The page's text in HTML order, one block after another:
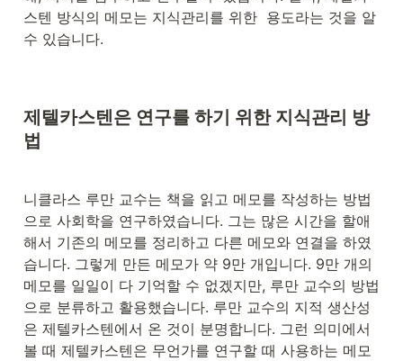
스텐 방식의 메모는 지식관리를 위한  용도라는 것을 알
수 있습니다.
제텔카스텐은 연구를 하기 위한 지식관리 방
법
니클라스 루만 교수는 책을 읽고 메모를 작성하는 방법
으로 사회학을 연구하였습니다. 그는 많은 시간을 할애
해서 기존의 메모를 정리하고 다른 메모와 연결을 하였
습니다. 그렇게 만든 메모가 약 9만 개입니다. 9만 개의
메모를 일일이 다 기억할 수 없겠지만, 루만 교수의 방법
으로 분류하고 활용했습니다. 루만 교수의 지적 생산성
은 제텔카스텐에서 온 것이 분명합니다. 그런 의미에서
볼 때 제텔카스텐은 무언가를 연구할 때 사용하는 메모